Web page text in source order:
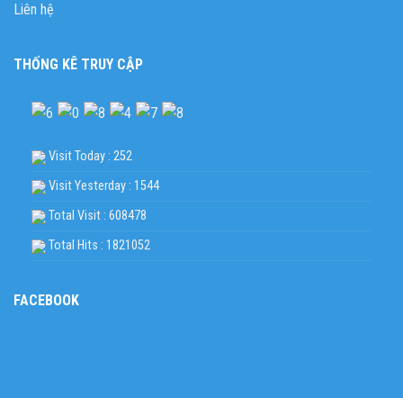
Liên hệ
THỐNG KÊ TRUY CẬP
Visit Today : 252
Visit Yesterday : 1544
Total Visit : 608478
Total Hits : 1821052
FACEBOOK